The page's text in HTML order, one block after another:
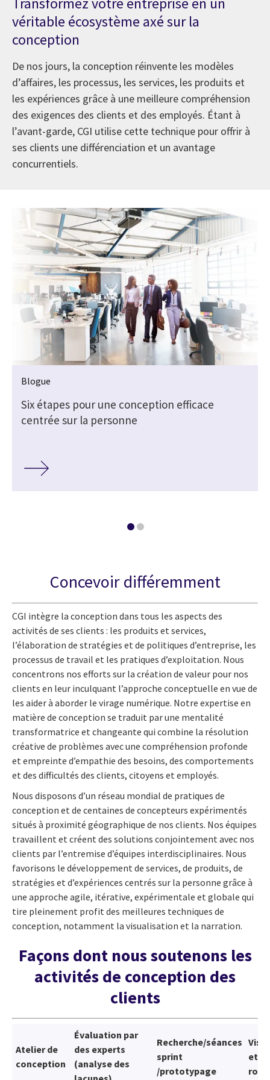
véritable écosystème axé sur la
conception
De nos jours, la conception réinvente les modèles
d’affaires, les processus, les services, les produits et
les expériences grâce à une meilleure compréhension
des exigences des clients et des employés. Étant à
l’avant-garde, CGI utilise cette technique pour offrir à
ses clients une différenciation et un avantage
concurrentiels.
Blogue
Six étapes pour une conception efficace
centrée sur la personne
Concevoir différemment
CGI intègre la conception dans tous les aspects des
activités de ses clients : les produits et services,
l’élaboration de stratégies et de politiques d’entreprise, les
processus de travail et les pratiques d’exploitation. Nous
concentrons nos efforts sur la création de valeur pour nos
clients en leur inculquant l’approche conceptuelle en vue de
les aider à aborder le virage numérique. Notre expertise en
matière de conception se traduit par une mentalité
transformatrice et changeante qui combine la résolution
créative de problèmes avec une compréhension profonde
et empreinte d’empathie des besoins, des comportements
et des difficultés des clients, citoyens et employés.
Nous disposons d’un réseau mondial de pratiques de
conception et de centaines de concepteurs expérimentés
situés à proximité géographique de nos clients. Nos équipes
travaillent et créent des solutions conjointement avec nos
clients par l’entremise d’équipes interdisciplinaires. Nous
favorisons le développement de services, de produits, de
stratégies et d’expériences centrés sur la personne grâce à
une approche agile, itérative, expérimentale et globale qui
tire pleinement profit des meilleures techniques de
conception, notamment la visualisation et la narration.
Façons dont nous soutenons les
activités de conception des
clients
Atelier de
conception
Évaluation par
des experts
(analyse des
Recherche/séances
sprint
/prototypage
et